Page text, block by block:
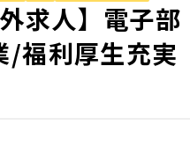
求人】電子部
/福利厚生充実